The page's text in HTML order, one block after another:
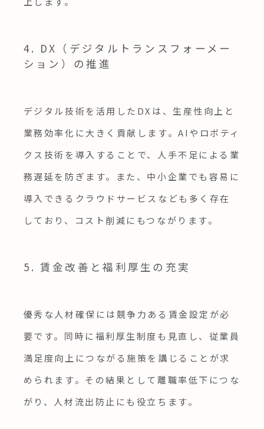
4. DX（デジタルトランスフォーメー
ション）の推進
デジタル技術を活用したDXは、生産性向上と
業務効率化に大きく貢献します。AIやロボティ
クス技術を導入することで、人手不足による業
務遅延を防ぎます。また、中小企業でも容易に
導入できるクラウドサービスなども多く存在
しており、コスト削減にもつながります。
5. 賃金改善と福利厚生の充実
優秀な人材確保には競争力ある賃金設定が必
要です。同時に福利厚生制度も見直し、従業員
満足度向上につながる施策を講じることが求
められます。その結果として離職率低下につな
がり、人材流出防止にも役立ちます。